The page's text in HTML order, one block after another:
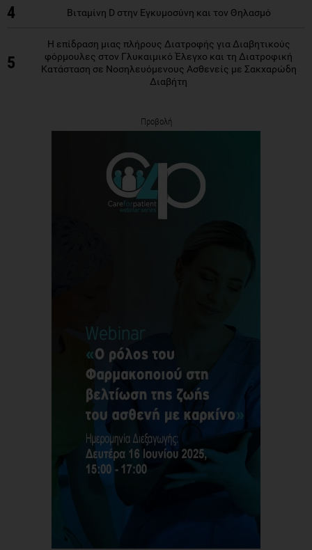
4 Βιταμίνη D στην Εγκυμοσύνη και τον Θηλασμό
5
Η επίδραση μιας πλήρους Διατροφής για Διαβητικούς
φόρμουλες στον Γλυκαιμικό Έλεγχο και τη Διατροφική
Κατάσταση σε Νοσηλευόμενους Ασθενείς με Σακχαρώδη
Διαβήτη
Προβολή